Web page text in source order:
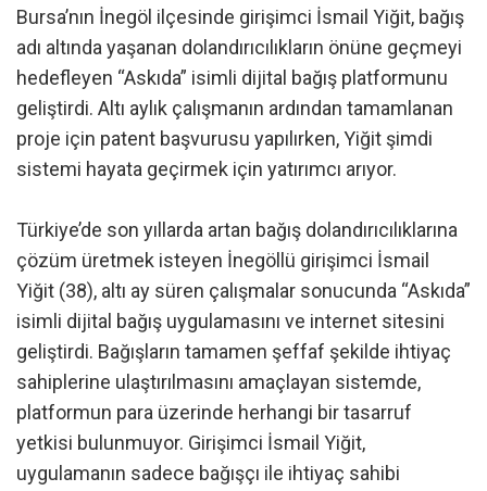
Bursa’nın İnegöl ilçesinde girişimci İsmail Yiğit, bağış
adı altında yaşanan dolandırıcılıkların önüne geçmeyi
hedefleyen “Askıda” isimli dijital bağış platformunu
geliştirdi. Altı aylık çalışmanın ardından tamamlanan
proje için patent başvurusu yapılırken, Yiğit şimdi
sistemi hayata geçirmek için yatırımcı arıyor.
Türkiye’de son yıllarda artan bağış dolandırıcılıklarına
çözüm üretmek isteyen İnegöllü girişimci İsmail
Yiğit (38), altı ay süren çalışmalar sonucunda “Askıda”
isimli dijital bağış uygulamasını ve internet sitesini
geliştirdi. Bağışların tamamen şeffaf şekilde ihtiyaç
sahiplerine ulaştırılmasını amaçlayan sistemde,
platformun para üzerinde herhangi bir tasarruf
yetkisi bulunmuyor. Girişimci İsmail Yiğit,
uygulamanın sadece bağışçı ile ihtiyaç sahibi